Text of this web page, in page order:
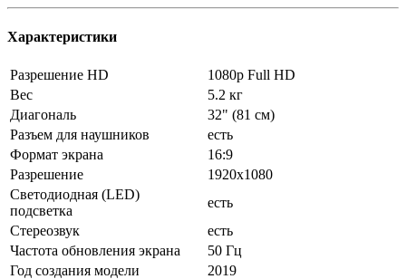
Характеристики
Разрешение HD
1080p Full HD
Вес
5.2 кг
Диагональ
32" (81 см)
Разъем для наушников
есть
Формат экрана
16:9
Разрешение
1920x1080
Светодиодная (LED)
подсветка
есть
Стереозвук
есть
Частота обновления экрана
50 Гц
Год создания модели
2019